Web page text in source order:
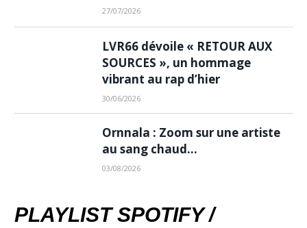
27/07/2026
LVR66 dévoile « RETOUR AUX
SOURCES », un hommage
vibrant au rap d’hier
30/06/2026
Ornnala : Zoom sur une artiste
au sang chaud…
03/08/2026
PLAYLIST SPOTIFY /